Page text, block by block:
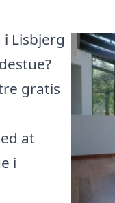
Lisbjerg
gratis
at
i